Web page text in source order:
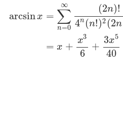
arcsin x =
=
∑
n=0
∞ (2n)!
4n (n!)2 (2n
x +
x3
6
+
3x5
40